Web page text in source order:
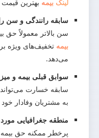
لینک بیمه بهترین قیمت
سابقه رانندگی و سن
سن بالاتر معمولاً حق
بیمه تخفیف‌های ویژه
می‌دهد.
سوابق قبلی بیمه و
سابقه خسارت
به مشتریان وفادار
منطقه جغرافیایی مورد
پرخطر ممکنه حق بیمه